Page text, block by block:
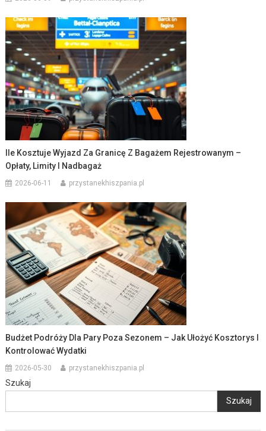
Ile Kosztuje Wyjazd Za Granicę Z Bagażem Rejestrowanym –
Opłaty, Limity I Nadbagaż
2026-06-11 przystanekhiszpania.pl
Budżet Podróży Dla Pary Poza Sezonem – Jak Ułożyć Kosztorys I
Kontrolować Wydatki
2026-05-30 przystanekhiszpania.pl
Szukaj
Szukaj